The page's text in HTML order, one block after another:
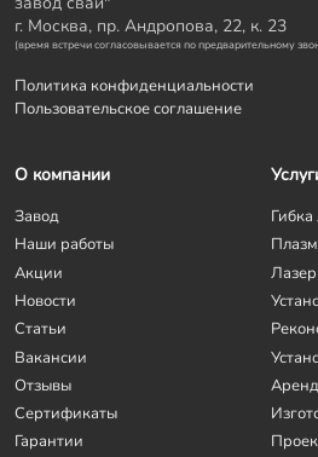
г. Москва, пр. Андропова, 22, к. 23
(время встречи согласовывается по предварительному
Политика конфиденциальности
Пользовательское соглашение
О компании
Завод
Наши работы
Акции
Новости
Статьи
Вакансии
Отзывы
Сертификаты
Гарантии
Гибка